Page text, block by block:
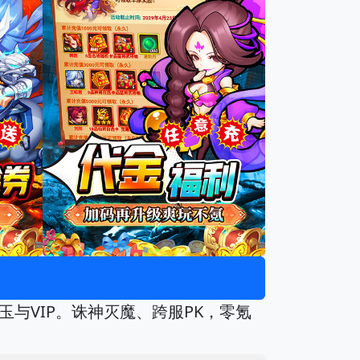
与VIP。诛神灭魔、跨服PK，零氪